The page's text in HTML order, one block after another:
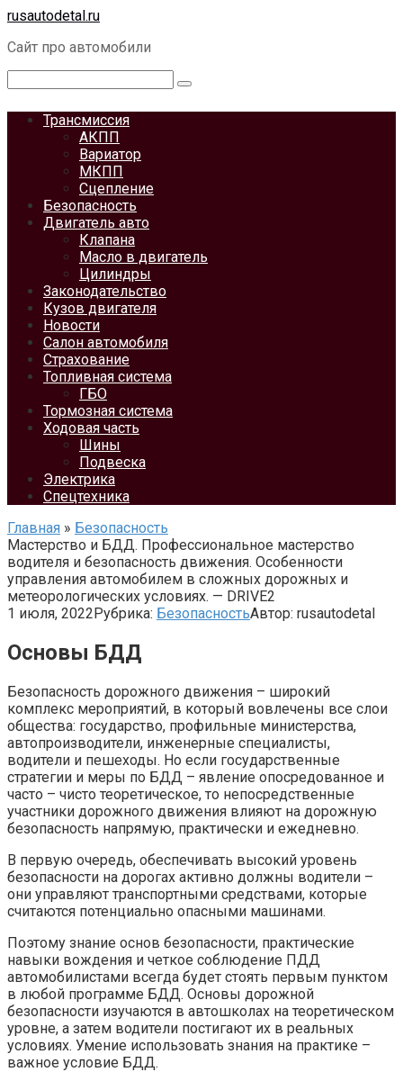
Перейти
контенту
rusautodetal.ru
Сайт про автомобили
Трансмиссия
АКПП
Вариатор
МКПП
Сцепление
Безопасность
Двигатель авто
Клапана
Масло в двигатель
Цилиндры
Законодательство
Кузов двигателя
Новости
Салон автомобиля
Страхование
Топливная система
ГБО
Тормозная система
Ходовая часть
Шины
Подвеска
Электрика
Спецтехника
Главная » Безопасность
Мастерство и БДД. Профессиональное мастерство
водителя и безопасность движения. Особенности
управления автомобилем в сложных дорожных и
метеорологических условиях. — DRIVE2
1 июля, 2022Рубрика: БезопасностьАвтор: rusautodetal
Основы БДД
Безопасность дорожного движения – широкий
комплекс мероприятий, в который вовлечены все слои
общества: государство, профильные министерства,
автопроизводители, инженерные специалисты,
водители и пешеходы. Но если государственные
стратегии и меры по БДД – явление опосредованное и
часто – чисто теоретическое, то непосредственные
участники дорожного движения влияют на дорожную
безопасность напрямую, практически и ежедневно.
В первую очередь, обеспечивать высокий уровень
безопасности на дорогах активно должны водители –
они управляют транспортными средствами, которые
считаются потенциально опасными машинами.
Поэтому знание основ безопасности, практические
навыки вождения и четкое соблюдение ПДД
автомобилистами всегда будет стоять первым пунктом
в любой программе БДД. Основы дорожной
безопасности изучаются в автошколах на теоретическом
уровне, а затем водители постигают их в реальных
условиях. Умение использовать знания на практике –
важное условие БДД.